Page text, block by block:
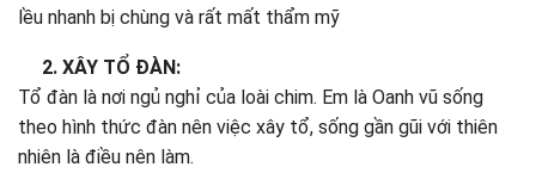
lều nhanh bị chùng và rất mất thẩm mỹ
2. XÂY TỔ ĐÀN:
Tổ đàn là nơi ngủ nghỉ của loài chim. Em là Oanh vũ sống
theo hình thức đàn nên việc xây tổ, sống gần gũi với thiên
nhiên là điều nên làm.